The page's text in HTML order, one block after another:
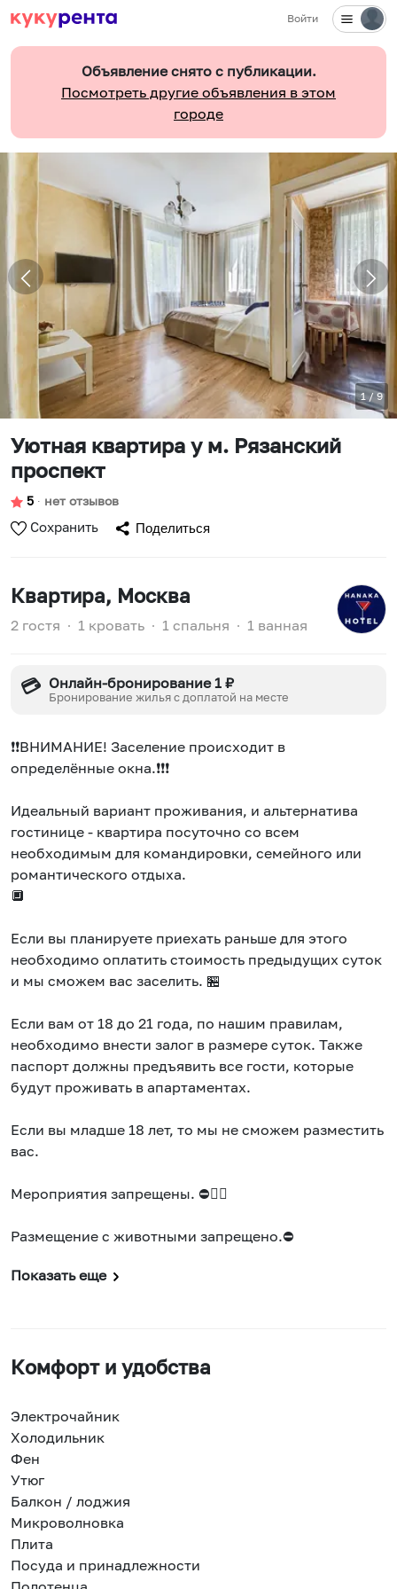
Войти
Объявление снято с публикации.
Посмотреть другие объявления в этом
городе
1 / 9
Уютная квартира у м. Рязанский
проспект
5 ∙ нет отзывов
Сохранить Поделиться
Квартира, Москва
2 гостя ∙ 1 кровать ∙ 1 спальня ∙ 1 ванная
💳 Онлайн-бронирование 1 ₽
Бронирование жилья с доплатой на месте
❗❗BНИMAНИE! Зacеление проиcxoдит в
определённые окнa.❗❗❗
Идеальный вариант проживания, и альтернатива
гостинице - квартира посуточно со всем
необходимым для командировки, семейного или
романтического отдыха.
🔲
Если вы планируете приехать раньше для этого
необходимо оплатить стоимость предыдущих суток
и мы сможем вас заселить. 🏪
Если вам от 18 до 21 года, по нашим правилам,
необходимо внести залог в размере суток. Также
паспорт должны предъявить все гости, которые
будут проживать в апартаментах.
Если вы младше 18 лет, то мы не сможем разместить
вас.
Мероприятия запрещены. ⛔🤸‍♂️
Размещение с животными запрещено.⛔
Показать еще
Комфорт и удобства
Электрочайник
Холодильник
Фен
Утюг
Балкон / лоджия
Микроволновка
Плита
Посуда и принадлежности